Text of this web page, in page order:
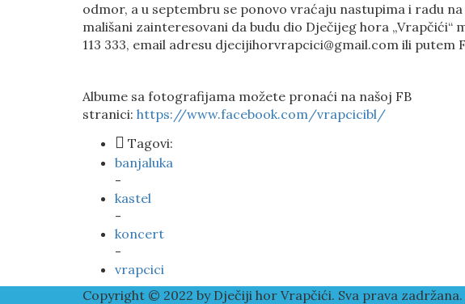
odmor, a u septembru se ponovo vraćaju nastupima i radu
mališani zainteresovani da budu dio Dječijeg hora „Vrapčići“
113 333, email adresu djecijihorvrapcici@gmail.com ili putem
Albume sa fotografijama možete pronaći na našoj FB
stranici: https://www.facebook.com/vrapcicibl/
Tagovi:
banjaluka
-
kastel
-
koncert
-
vrapcici
Copyright © 2022 by Dječiji hor Vrapčići. Sva prava zadržana.